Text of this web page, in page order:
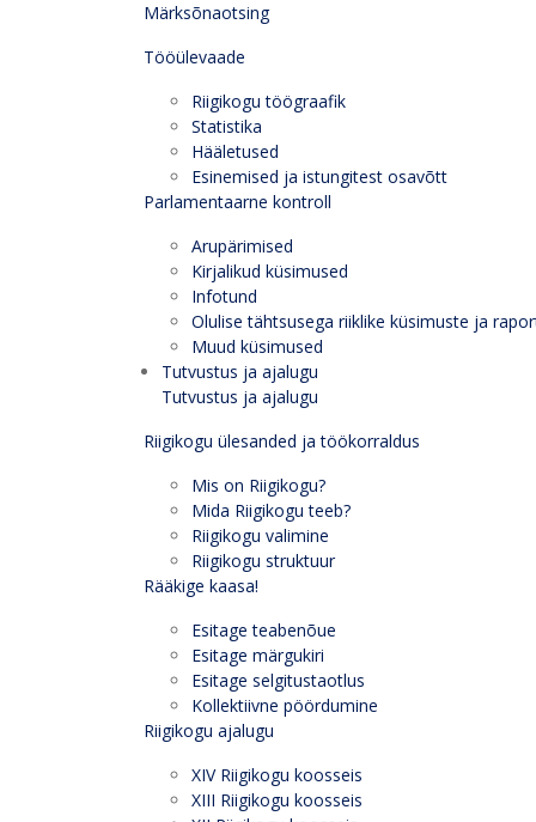
Märksõnaotsing
Tööülevaade
Riigikogu töögraafik
Statistika
Hääletused
Esinemised ja istungitest osavõtt
Parlamentaarne kontroll
Arupärimised
Kirjalikud küsimused
Infotund
Olulise tähtsusega riiklike küsimuste ja
Muud küsimused
Tutvustus ja ajalugu
Tutvustus ja ajalugu
Riigikogu ülesanded ja töökorraldus
Mis on Riigikogu?
Mida Riigikogu teeb?
Riigikogu valimine
Riigikogu struktuur
Rääkige kaasa!
Esitage teabenõue
Esitage märgukiri
Esitage selgitustaotlus
Kollektiivne pöördumine
Riigikogu ajalugu
XIV Riigikogu koosseis
XIII Riigikogu koosseis